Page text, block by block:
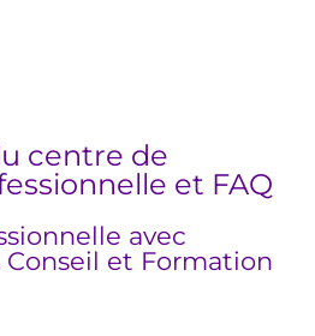
centre de
et FAQ
avec
Conseil et Formation